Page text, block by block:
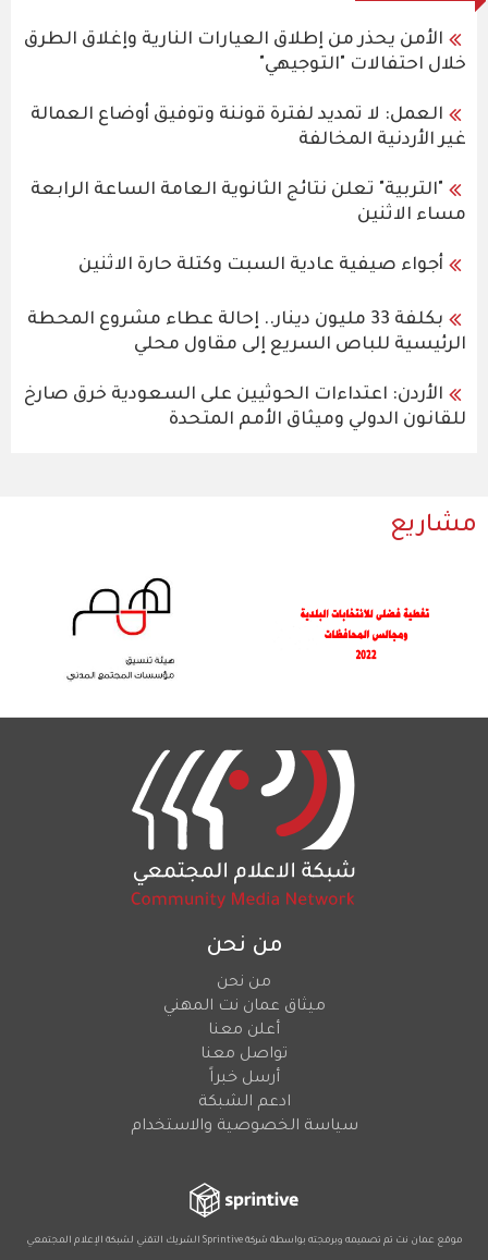
الأمن يحذر من إطلاق العيارات النارية وإغلاق الطرق
خلال احتفالات "التوجيهي"
العمل: لا تمديد لفترة قوننة وتوفيق أوضاع العمالة
غير الأردنية المخالفة
"التربية" تعلن نتائج الثانوية العامة الساعة الرابعة
مساء الاثنين
أجواء صيفية عادية السبت وكتلة حارة الاثنين
بكلفة 33 مليون دينار.. إحالة عطاء مشروع المحطة
الرئيسية للباص السريع إلى مقاول محلي
الأردن: اعتداءات الحوثيين على السعودية خرق صارخ
للقانون الدولي وميثاق الأمم المتحدة
مشاريع
من نحن
من نحن
ميثاق عمان نت المهني
أعلن معنا
تواصل معنا
أرسل خبراً
ادعم الشبكة
سياسة الخصوصية والاستخدام
موقع عمان نت تم تصميمه وبرمجته بواسطة شركةSprintive الشريك التقني لشبكة الإعلام المجتمعي